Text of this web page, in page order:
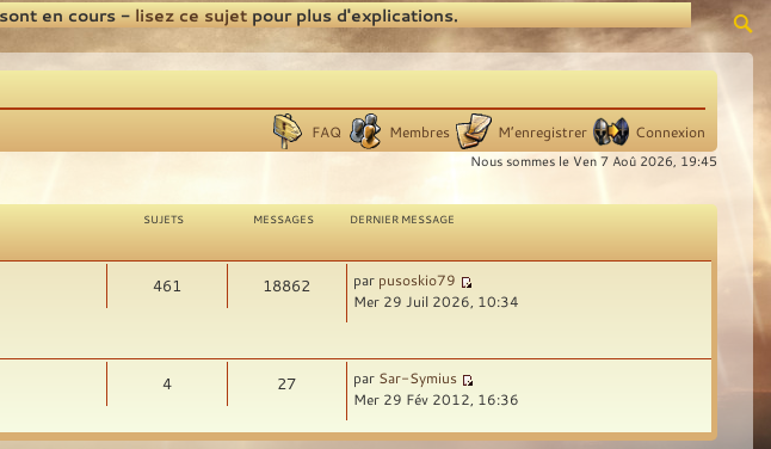
en cours -lisez ce sujetpour plus d'explications.
FAQ Membres M’enregistrer Connexion
Nous sommes le Ven 7 Aoû 2026, 19:45
SUJETS MESSAGES DERNIER MESSAGE
461 18862 par pusoskio79
Mer 29 Juil 2026, 10:34
4 27 par Sar-Symius
Mer 29 Fév 2012, 16:36